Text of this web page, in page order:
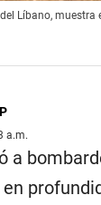
Líbano,
a.m.
a